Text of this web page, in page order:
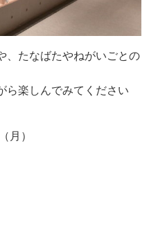
、たなばたやねがいごとの
ら楽しんでみてください
月）